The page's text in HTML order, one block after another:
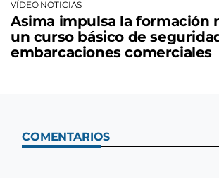
VÍDEO NOTICIAS
Asima impulsa la formación
un curso básico de
embarcaciones comerciales
COMENTARIOS